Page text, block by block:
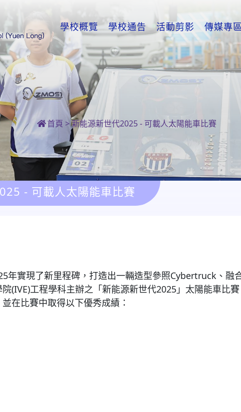
學校概覽 學校通告 活動剪影 傳媒專區
首頁 >新能源新世代2025 - 可載人太陽能車比賽
- 可載人太陽能車比賽
年實現了新里程碑，打造出一輛造型參照Cybertruck 、融
院(IVE)工程學科主辦之「新能源新世代2025 」太陽能車比
在比賽中取得以下優秀成績 ：